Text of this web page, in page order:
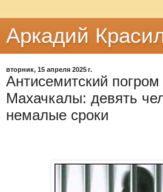
Аркадий
вторник, 15 апреля 2025 г.
Антисемитский погром
Махачкалы: девять
немалые сроки